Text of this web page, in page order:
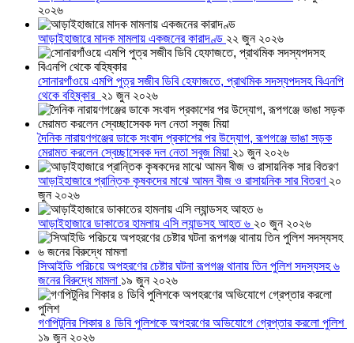
২০২৬
আড়াইহাজারে মাদক মামলায় একজনের কারাদণ্ড ২২ জুন ২০২৬
সোনারগাঁওয়ে এমপি পুত্র সজীব ডিবি হেফাজতে, প্রাথমিক সদস্যপদসহ বিএনপি
থেকে বহিষ্কার ২১ জুন ২০২৬
দৈনিক নারায়ণগঞ্জের ডাকে সংবাদ প্রকাশের পর উদ্যোগ, রূপগঞ্জে ভাঙা সড়ক
মেরামত করলেন স্বেচ্ছাসেবক দল নেতা সবুজ মিয়া ২১ জুন ২০২৬
আড়াইহাজারে প্রান্তিক কৃষকদের মাঝে আমন বীজ ও রাসায়নিক সার বিতরণ ২০
জুন ২০২৬
আড়াইহাজারে ডাকাতের হামলায় এসি ল্যান্ডসহ আহত ৬ ২০ জুন ২০২৬
সিআইডি পরিচয়ে অপহরণের চেষ্টার ঘটনা রূপগঞ্জ থানায় তিন পুলিশ সদস্যসহ ৬
জনের বিরুদ্ধে মামলা ১৯ জুন ২০২৬
গণপিটুনির শিকার ৪ ডিবি পুলিশকে অপহরণের অভিযোগে গ্রেপ্তার করলো পুলিশ
১৯ জুন ২০২৬